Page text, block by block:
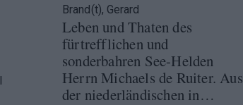
Brand(t), Gerard
Leben und Thaten des
fürtrefflichen und
sonderbahren See-Helden
Herrn Michaels de Ruiter. Aus
der niederländischen in…